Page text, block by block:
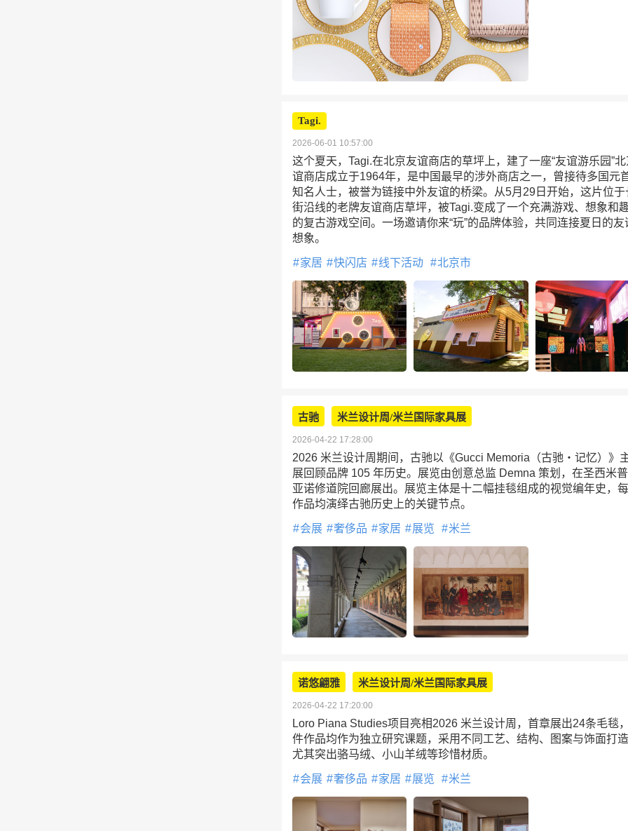
Tagi.
2026-06-01 10:57:00
这个夏天，Tagi.在北京友谊商店的草坪上，建了一座“友谊游乐园”北
谊商店成立于1964年，是中国最早的涉外商店之一，曾接待多国元
知名人士，被誉为链接中外友谊的桥梁。从5月29日开始，这片位于
街沿线的老牌友谊商店草坪，被Tagi.变成了一个充满游戏、想象和
的复古游戏空间。一场邀请你来“玩”的品牌体验，共同连接夏日的友
想象。
家居 快闪店 线下活动 北京市
古驰 米兰设计周/米兰国际家具展
2026-04-22 17:28:00
2026 米兰设计周期间，古驰以《Gucci Memoria（古驰・记忆）》
展回顾品牌 105 年历史。展览由创意总监 Demna 策划，在圣西米普
亚诺修道院回廊展出。展览主体是十二幅挂毯组成的视觉编年史，
作品均演绎古驰历史上的关键节点。
会展 奢侈品 家居 展览 米兰
诺悠翩雅 米兰设计周/米兰国际家具展
2026-04-22 17:20:00
Loro Piana Studies项目亮相2026 米兰设计周，首章展出24条毛毯
件作品均作为独立研究课题，采用不同工艺、结构、图案与饰面打造
尤其突出骆马绒、小山羊绒等珍惜材质。
会展 奢侈品 家居 展览 米兰